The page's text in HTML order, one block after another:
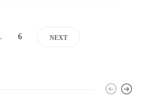
6 NEXT